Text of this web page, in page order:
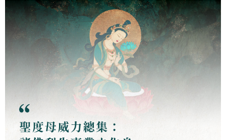
４．使用「AFTEE先享後付」時，將依據個別帳號之用戶狀況，依本公司即
時審查核予不同之上限額度；若仍有額度不足之情形，本公司將視審查結果
請求用戶進行身份認證。
５．嚴禁一人註冊多個帳號或使用他人資訊註冊。若發現惡意使用之情形，
恩沛科技股份有限公司將有權停止該用戶之使用額度並採取法律行動。